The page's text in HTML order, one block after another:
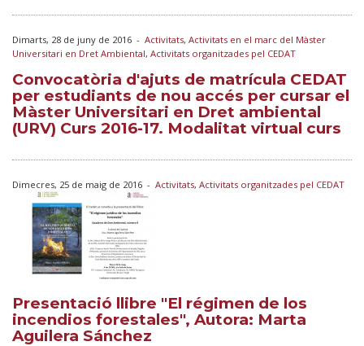
Dimarts, 28 de juny de 2016 - Activitats, Activitats en el marc del Màster
Universitari en Dret Ambiental, Activitats organitzades pel CEDAT
Convocatòria d'ajuts de matrícula CEDAT
per estudiants de nou accés per cursar el
Màster Universitari en Dret ambiental
(URV) Curs 2016-17. Modalitat virtual curs
Dimecres, 25 de maig de 2016 - Activitats, Activitats organitzades pel CEDAT
Presentació llibre "El régimen de los
incendios forestales", Autora: Marta
Aguilera Sánchez